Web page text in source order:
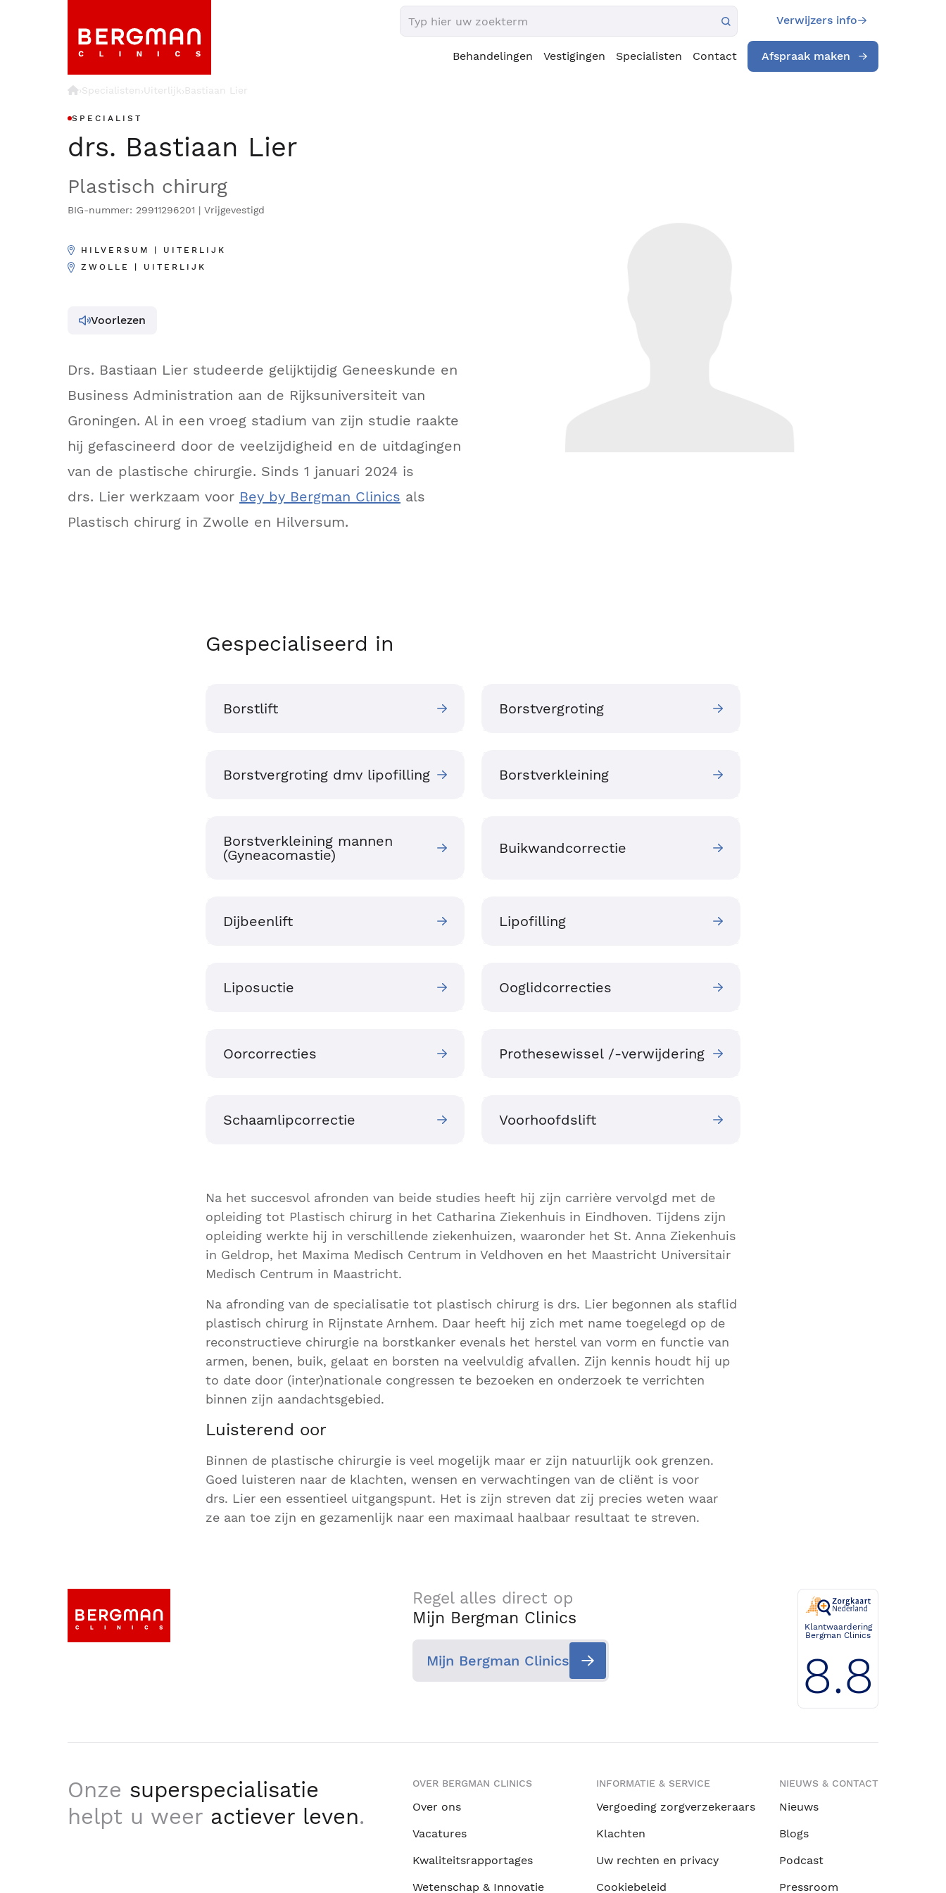
Verwijzers info
Behandelingen Vestigingen Specialisten Contact Afspraak maken
›Specialisten›Uiterlijk›Bastiaan Lier
SPECIALIST
drs. Bastiaan Lier
Plastisch chirurg
BIG-nummer: 29911296201 | Vrijgevestigd
HILVERSUM | UITERLIJK
ZWOLLE | UITERLIJK
Voorlezen
Drs. Bastiaan Lier studeerde gelijktijdig Geneeskunde en
Business Administration aan de Rijksuniversiteit van
Groningen. Al in een vroeg stadium van zijn studie raakte
hij gefascineerd door de veelzijdigheid en de uitdagingen
van de plastische chirurgie. Sinds 1 januari 2024 is
drs. Lier werkzaam voor Bey by Bergman Clinics als
Plastisch chirurg in Zwolle en Hilversum.
Gespecialiseerd in
Borstlift Borstvergroting
Borstvergroting dmv lipofilling Borstverkleining
Borstverkleining mannen
(Gyneacomastie)
Buikwandcorrectie
Dijbeenlift Lipofilling
Liposuctie Ooglidcorrecties
Oorcorrecties Prothesewissel /-verwijdering
Schaamlipcorrectie Voorhoofdslift
Na het succesvol afronden van beide studies heeft hij zijn carrière vervolgd met de
opleiding tot Plastisch chirurg in het Catharina Ziekenhuis in Eindhoven. Tijdens zijn
opleiding werkte hij in verschillende ziekenhuizen, waaronder het St. Anna Ziekenhuis
in Geldrop, het Maxima Medisch Centrum in Veldhoven en het Maastricht Universitair
Medisch Centrum in Maastricht.
Na afronding van de specialisatie tot plastisch chirurg is drs. Lier begonnen als staflid
plastisch chirurg in Rijnstate Arnhem. Daar heeft hij zich met name toegelegd op de
reconstructieve chirurgie na borstkanker evenals het herstel van vorm en functie van
armen, benen, buik, gelaat en borsten na veelvuldig afvallen. Zijn kennis houdt hij up
to date door (inter)nationale congressen te bezoeken en onderzoek te verrichten
binnen zijn aandachtsgebied.
Luisterend oor
Binnen de plastische chirurgie is veel mogelijk maar er zijn natuurlijk ook grenzen.
Goed luisteren naar de klachten, wensen en verwachtingen van de cliënt is voor
drs. Lier een essentieel uitgangspunt. Het is zijn streven dat zij precies weten waar
ze aan toe zijn en gezamenlijk naar een maximaal haalbaar resultaat te streven.
Regel alles direct op
Mijn Bergman Clinics
Mijn Bergman Clinics
Klantwaardering
Bergman Clinics
8.8
Onze superspecialisatie
helpt u weer actiever leven.
OVER BERGMAN CLINICS
Over ons
Vacatures
Kwaliteitsrapportages
Wetenschap & Innovatie
INFORMATIE & SERVICE
Vergoeding zorgverzekeraars
Klachten
Uw rechten en privacy
Cookiebeleid
NIEUWS & CONTACT
Nieuws
Blogs
Podcast
Pressroom